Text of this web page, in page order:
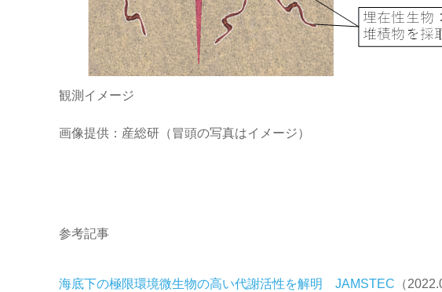
観測イメージ
画像提供：産総研（冒頭の写真はイメージ）
参考記事
海底下の極限環境微生物の高い代謝活性を解明 JAMSTEC （